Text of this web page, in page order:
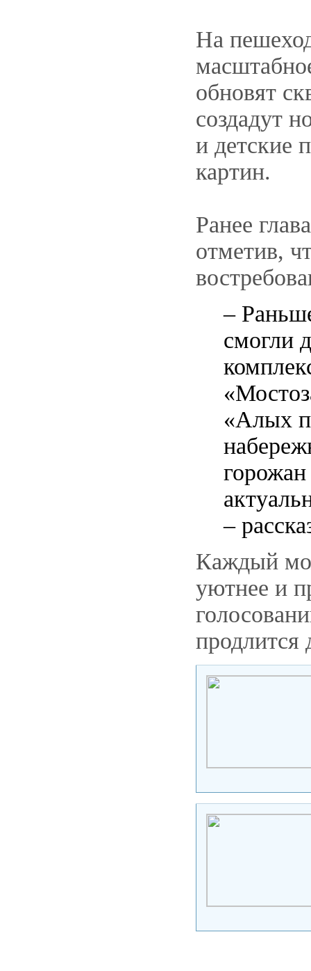
На
обновят
создадут
и детские
картин.
Ранее
отметив,
–
смогли
«Алых
–
Каждый
уютнее и
продлится